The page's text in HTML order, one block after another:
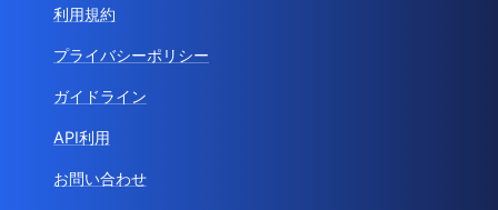
利用規約
プライバシーポリシー
ガイドライン
API利用
お問い合わせ